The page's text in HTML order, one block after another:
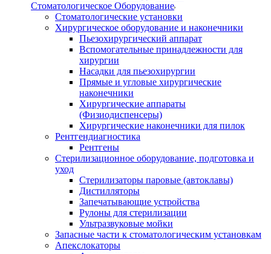
Стоматологическое Оборудование
Стоматологические установки
Хирургическое оборудование и наконечники
Пьезохирургический аппарат
Вспомогательные принадлежности для
хирургии
Насадки для пьезохирургии
Прямые и угловые хирургические
наконечники
Хирургические аппараты
(Физиодиспенсеры)
Хирургические наконечники для пилок
Рентгендиагностика
Рентгены
Стерилизационное оборудование, подготовка и
уход
Стерилизаторы паровые (автоклавы)
Дистилляторы
Запечатывающие устройства
Рулоны для стерилизации
Ультразвуковые мойки
Запасные части к стоматологическим установкам
Апекслокаторы